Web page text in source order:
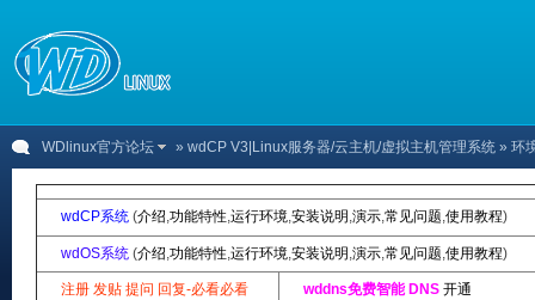
WDlinux官方论坛 » wdCP V3|Linux服务器/云主机/虚拟主机管理系统 » 环
wdCP系统 (介绍,功能特性,运行环境,安装说明 ,演示,常见问题,使用教程)
wdOS系统 (介绍,功能特性,运行环境,安装说明 ,演示,常见问题,使用教程)
注册 发贴 提问 回复-必看必看 wddns免费智能 DNS 开通